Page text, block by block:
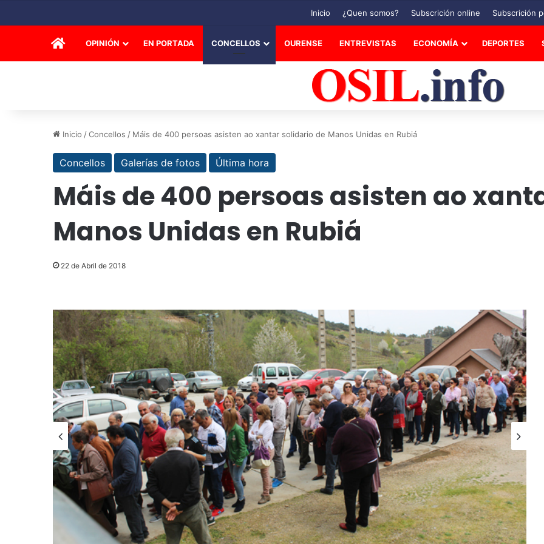
Inicio ¿Quen somos? Subscrición online Subscrición
INICIOOPINIÓN EN PORTADA CONCELLOS OURENSE ENTREVISTAS ECONOMÍA DEPORTES
Inicio /Concellos / Máis de 400 persoas asisten ao xantar solidario de Manos Unidas en Rubiá
Concellos Galerías de fotos Última hora
Máis de 400 persoas asisten ao
Manos Unidas en Rubiá
22 de Abril de 2018